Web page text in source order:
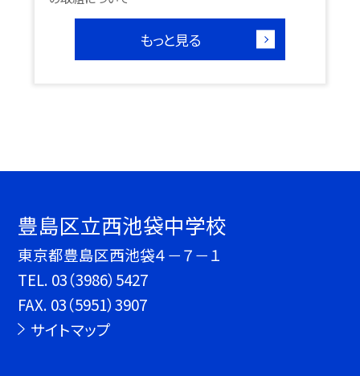
もっと見る
豊島区立西池袋中学校
東京都豊島区西池袋４－７－１
TEL. 03（3986）5427
FAX. 03（5951）3907
サイトマップ